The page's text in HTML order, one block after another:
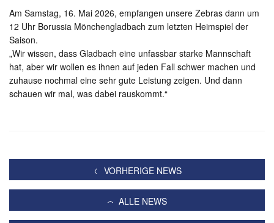
Am Samstag, 16. Mai 2026, empfangen unsere Zebras dann um
12 Uhr Borussia Mönchengladbach zum letzten Heimspiel der
Saison.
„Wir wissen, dass Gladbach eine unfassbar starke Mannschaft
hat, aber wir wollen es ihnen auf jeden Fall schwer machen und
zuhause nochmal eine sehr gute Leistung zeigen. Und dann
schauen wir mal, was dabei rauskommt.“
VORHERIGE NEWS
ALLE NEWS